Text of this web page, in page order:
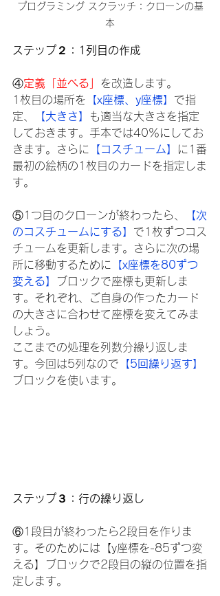
プログラミング スクラッチ：クローンの基
本
ステップ２：1列目の作成
④定義「並べる」 を改造します。
1枚目の場所を 【x座標、y座標】 で指
定、
【大きさ】
も適当な大きさを指定
しておきます。手本では40％にしてお
きます。さらに
【コスチューム】
に1番
最初の絵柄の1枚目のカードを指定しま
す。
⑤1つ目のクローンが終わったら、
【次
のコスチュームにする】 で1枚ずつコス
チュームを更新します。さらに次の場
所に移動するために
【x座標を80ずつ
変える】
ブロックで座標も更新しま
す。それぞれ、ご自身の作ったカード
の大きさに合わせて座標を変えてみま
しょう。
ここまでの処理を列数分繰り返しま
す。今回は5列なので 【5回繰り返す】
ブロックを使います。
ステップ３：行の繰り返し
⑥1段目が終わったら2段目を作りま
す。そのためには【y座標を-85ずつ変
える】ブロックで2段目の縦の位置を指
定します。